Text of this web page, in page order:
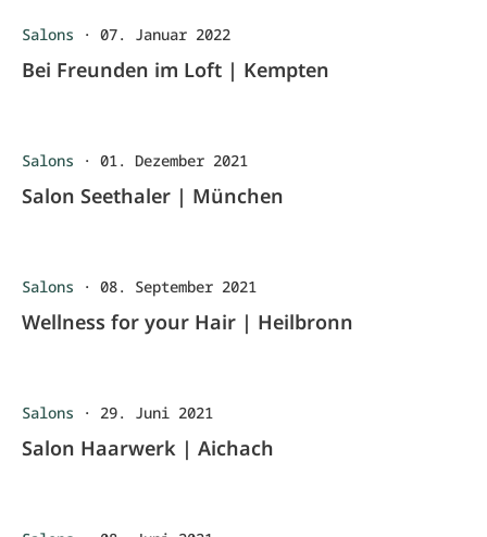
Salons · 07. Januar 2022
Bei Freunden im Loft | Kempten
Salons · 01. Dezember 2021
Salon Seethaler | München
Salons · 08. September 2021
Wellness for your Hair | Heilbronn
Salons · 29. Juni 2021
Salon Haarwerk | Aichach